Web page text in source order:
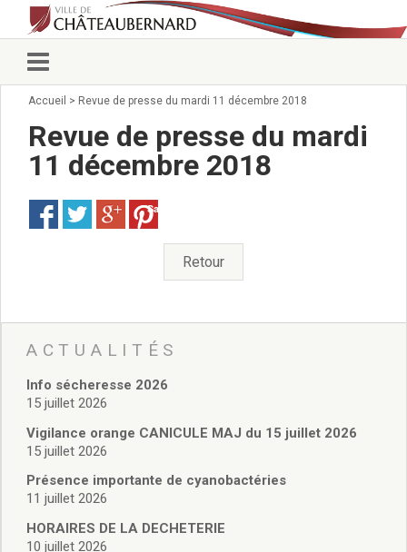
Vie municipale
Conseillers municipaux
Commissions 2026
Arrêtés du Maire
Services municipaux
Pour venir nous voir
administratives
Services Techniques
Affaires Scolaires
Vie associative
Police Municipale/règlementation
Cimetière/réglementation funéraire
Services en ligne
Licences boissons
Cadastre
Accueil > Revue de presse du mardi 11 décembre 2018
Revue de presse du mardi
11 décembre 2018
Save
Retour
ACTUALITÉS
Info sécheresse 2026
15 juillet 2026
Vigilance orange CANICULE MAJ du 15 juillet 2026
15 juillet 2026
Présence importante de cyanobactéries
11 juillet 2026
HORAIRES DE LA DECHETERIE
10 juillet 2026